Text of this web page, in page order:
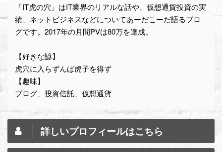
「IT虎の穴」はIT業界のリアルな話や、仮想通貨投資の実
績、ネットビジネスなどについてあーだこーだ語るブロ
グです。2017年の月間PVは80万を達成。
【好きな諺】
虎穴に入らずんば虎子を得ず
【趣味】
ブログ、投資信託、仮想通貨
詳しいプロフィールはこちら